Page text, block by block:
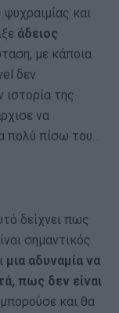
και
άδειος
με κάποια
δεν
της
να
πολύ πίσω του…
δείχνει πως
σημαντικός.
μια αδυναμία να
πως δεν είναι
και θα